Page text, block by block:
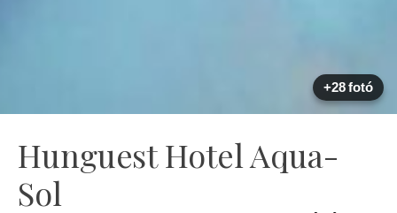
+28 fotó
Hunguest Hotel Aqua-
Sol